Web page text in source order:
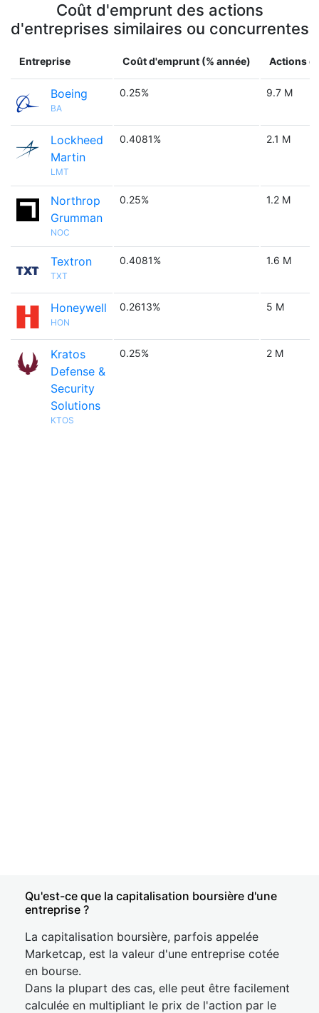
Coût d'emprunt des actions
d'entreprises similaires ou concurrentes
Entreprise Coût d'emprunt (% année) Actions
Boeing
BA
0.25% 9.7 M
Lockheed
Martin
LMT
0.4081% 2.1 M
Northrop
Grumman
NOC
0.25% 1.2 M
Textron
TXT
0.4081% 1.6 M
Honeywell
HON
0.2613% 5 M
Kratos
Defense &
Security
Solutions
KTOS
0.25% 2 M
Qu'est-ce que la capitalisation boursière d'une
entreprise ?
La capitalisation boursière, parfois appelée
Marketcap, est la valeur d'une entreprise cotée
en bourse.
Dans la plupart des cas, elle peut être facilement
calculée en multipliant le prix de l'action par le